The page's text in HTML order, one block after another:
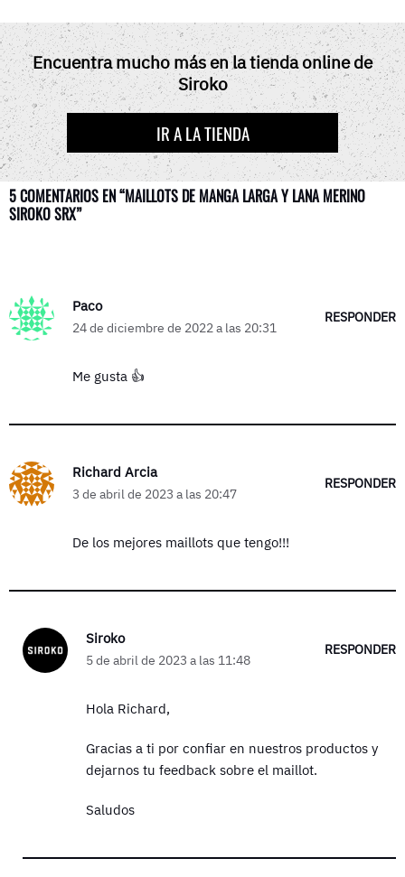
E
B
O
O
K
W
I
T
T
E
R
)
T
E
R
E
S
T
D
I
T
T
S
A
P
P
Encuentra mucho más en la tienda online de
Siroko
IR A LA TIENDA
5 COMENTARIOS EN “MAILLOTS DE MANGA LARGA Y LANA MERINO
SIROKO SRX”
Paco
24 de diciembre de 2022 a las 20:31
RESPONDER
Me gusta 👍
Richard Arcia
3 de abril de 2023 a las 20:47
RESPONDER
De los mejores maillots que tengo!!!
Siroko
5 de abril de 2023 a las 11:48
RESPONDER
Hola Richard,
Gracias a ti por confiar en nuestros productos y
dejarnos tu feedback sobre el maillot.
Saludos